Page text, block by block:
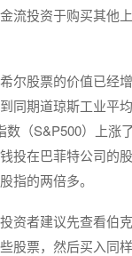
流投资于购买其他
尔股票的价值已经
同期道琼斯工业平
数（S&P500）上涨
投在巴菲特公司的
指的两倍多。
资者建议先查看伯
股票，然后买入同